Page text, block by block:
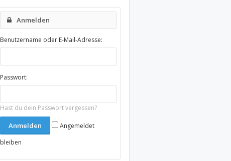
Anmelden
Benutzername oder E-Mail-Adresse:
Passwort:
Hast du dein Passwort vergessen?
Angemeldet
bleiben